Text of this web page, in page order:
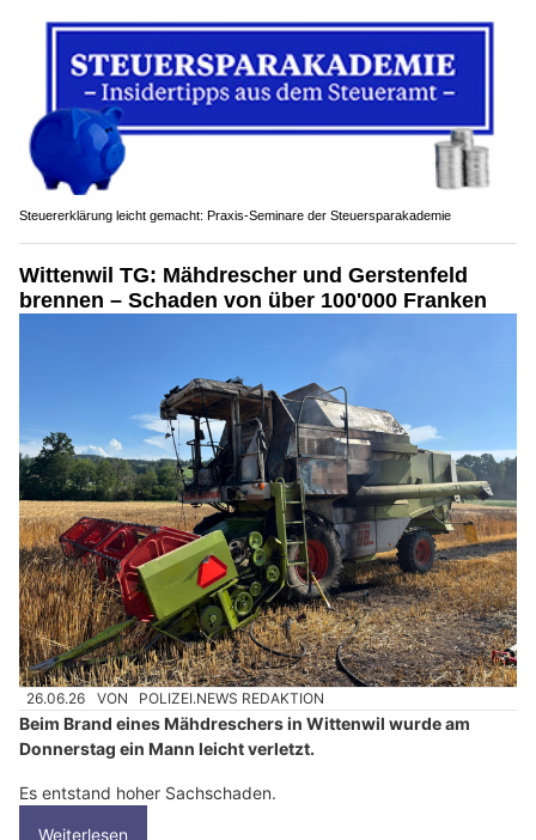
Steuererklärung leicht gemacht: Praxis-Seminare der Steuersparakademie
Wittenwil TG: Mähdrescher und Gerstenfeld
brennen – Schaden von über 100'000 Franken
26.06.26 VON POLIZEI.NEWS REDAKTION
Beim Brand eines Mähdreschers in Wittenwil wurde am
Donnerstag ein Mann leicht verletzt.
Es entstand hoher Sachschaden.
Weiterlesen